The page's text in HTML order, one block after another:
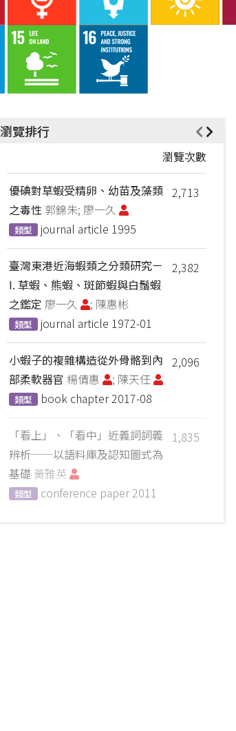
瀏覽排行
瀏覽次數
2,713
優碘對草蝦受精卵、幼苗及藻類
之毒性郭錦朱; 廖一久
類型 journal article 1995
2,382
臺灣東港近海蝦類之分類研究－
I. 草蝦、熊蝦、斑節蝦與白鬚蝦
之鑑定 廖一久 ; 陳惠彬
類型 journal article 1972-01
2,096
小蝦子的複雜構造從外骨骼到內
部柔軟器官 楊倩惠 ; 陳天任
類型 book chapter2017-08
1,835
「看上」、「看中」近義詞詞義
辨析──以語料庫及認知圖式為
基礎 黃雅英
類型 conference paper2011